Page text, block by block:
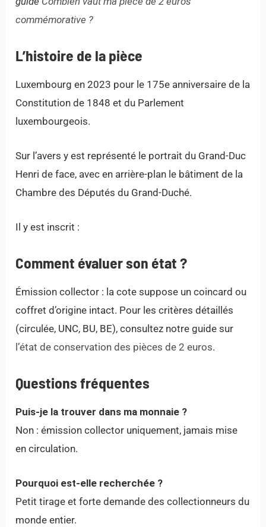
commémorative ?
L’histoire de la pièce
Luxembourg en 2023 pour le 175e anniversaire de la
Constitution de 1848 et du Parlement
luxembourgeois.
Sur l’avers y est représenté le portrait du Grand-Duc
Henri de face, avec en arrière-plan le bâtiment de la
Chambre des Députés du Grand-Duché.
Il y est inscrit :
Comment évaluer son état ?
Émission collector : la cote suppose un coincard ou
coffret d’origine intact. Pour les critères détaillés
(circulée, UNC, BU, BE), consultez notre guide sur
l’état de conservation des pièces de 2 euros.
Questions fréquentes
Puis-je la trouver dans ma monnaie ?
Non : émission collector uniquement, jamais mise
en circulation.
Pourquoi est-elle recherchée ?
Petit tirage et forte demande des collectionneurs du
monde entier.